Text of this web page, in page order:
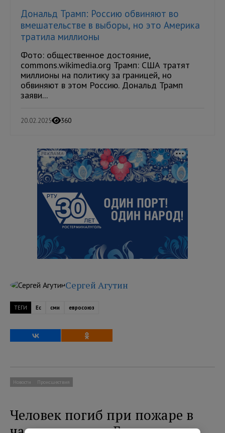
Дональд Трамп: Россию обвиняют во
вмешательстве в выборы, но это Америка
тратила миллионы
Фото: общественное достояние,
commons.wikimedia.org Трамп: США тратят
миллионы на политику за границей, но
обвиняют в этом Россию. Дональд Трамп
заяви...
20.02.2025 360
РЕКЛАМА
Сергей Агутин
ТЕГИ Ес сми евросоюз
Новости Происшествия
Человек погиб при пожаре в